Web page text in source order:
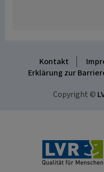
Kontakt
Erklärung zur
Copyright ©